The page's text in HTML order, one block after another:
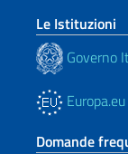
Le Istituzioni
Governo
Europa.eu
Domande